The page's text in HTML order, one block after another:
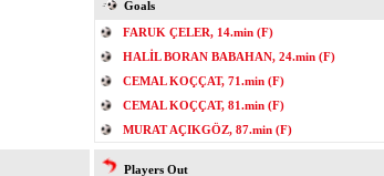
Goals
FARUK ÇELER, 14.min (F)
HALİL BORAN BABAHAN, 24.min (F)
CEMAL KOÇÇAT, 71.min (F)
CEMAL KOÇÇAT, 81.min (F)
MURAT AÇIKGÖZ, 87.min (F)
Players Out